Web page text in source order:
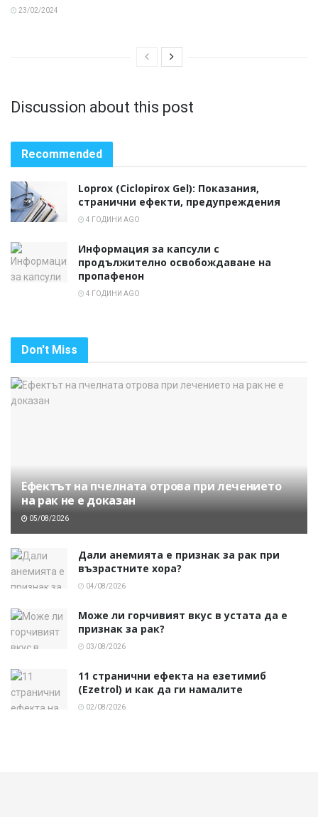
23/02/2024
Discussion about this post
Recommended
Loprox (Ciclopirox Gel): Показания,
странични ефекти, предупреждения
4 ГОДИНИ AGO
Информация за капсули с
продължително освобождаване на
пропафенон
4 ГОДИНИ AGO
Don't Miss
Ефектът на пчелната отрова при лечението
на рак не е доказан
05/08/2026
Дали анемията е признак за рак при
възрастните хора?
04/08/2026
Може ли горчивият вкус в устата да е
признак за рак?
03/08/2026
11 странични ефекта на езетимиб
(Ezetrol) и как да ги намалите
02/08/2026